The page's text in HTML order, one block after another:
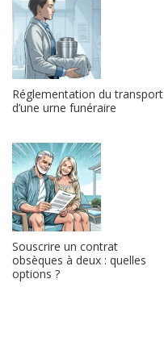
Réglementation du transport
d’une urne funéraire
Souscrire un contrat
obsèques à deux : quelles
options ?